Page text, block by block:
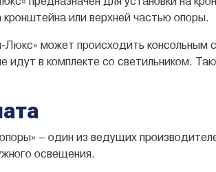
или верхней частью опоры.
может происходить
идут в комплекте со светильником.
– один из ведущих
освещения.